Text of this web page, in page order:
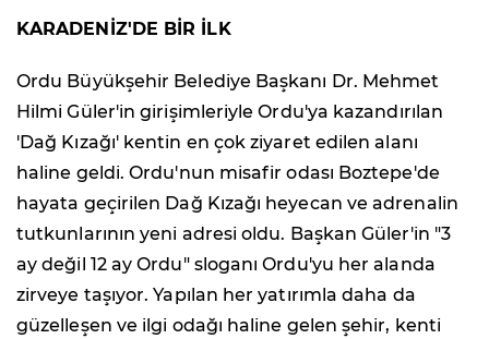
KARADENİZ'DE BİR İLK
Ordu Büyükşehir Belediye Başkanı Dr. Mehmet
Hilmi Güler'in girişimleriyle Ordu'ya kazandırılan
'Dağ Kızağı' kentin en çok ziyaret edilen alanı
haline geldi. Ordu'nun misafir odası Boztepe'de
hayata geçirilen Dağ Kızağı heyecan ve adrenalin
tutkunlarının yeni adresi oldu. Başkan Güler'in "3
ay değil 12 ay Ordu" sloganı Ordu'yu her alanda
zirveye taşıyor. Yapılan her yatırımla daha da
güzelleşen ve ilgi odağı haline gelen şehir, kenti